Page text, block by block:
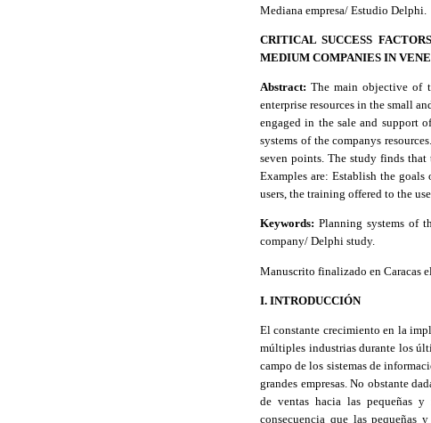
Mediana empresa/ Estudio Delphi
CRITICAL SUCCESS
MEDIUM COMPANIES IN
Abstract: The main objective of
enterprise resources in the small
engaged in the sale and support
systems of the companys
seven points. The study finds
Examples are: Establish the
users, the training offered to the
Keywords: Planning systems of
company/ Delphi study.
Manuscrito finalizado en Caracas
I. INTRODUCCIÓN
El constante crecimiento en la
múltiples industrias durante los
campo de los sistemas de
grandes empresas. No obstante
de ventas hacia las pequeñas y
consecuencia que las pequeñas